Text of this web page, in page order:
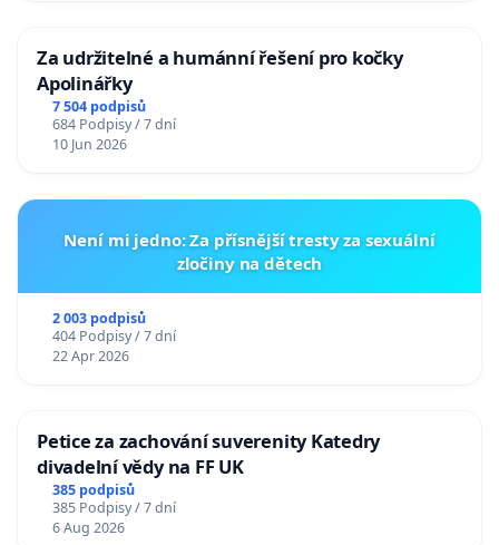
Za udržitelné a humánní řešení pro kočky
Apolinářky
7 504 podpisů
684 Podpisy / 7 dní
10 Jun 2026
Není mi jedno: Za přísnější tresty za sexuální
zločiny na dětech
2 003 podpisů
404 Podpisy / 7 dní
22 Apr 2026
Petice za zachování suverenity Katedry
divadelní vědy na FF UK
385 podpisů
385 Podpisy / 7 dní
6 Aug 2026